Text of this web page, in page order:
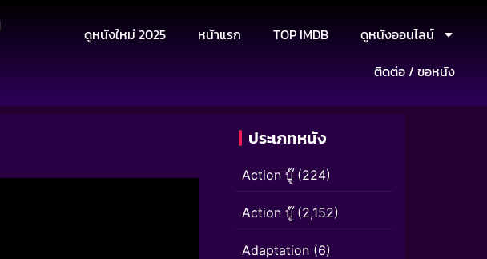
ดูหนังใหม่ 2025 หน้าแรก TOP IMDB
ดูหนังออนไลน์
ติดต่อ / ขอหนัง
ประเภทหนัง
Action บู๊(224)
Action บู๊(2,152)
Adaptation (6)